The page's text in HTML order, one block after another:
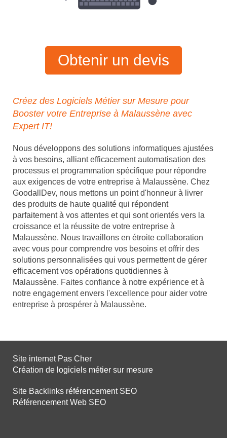
Obtenir un devis
Créez des Logiciels Métier sur Mesure pour
Booster votre Entreprise à Malaussène avec
Expert IT!
Nous développons des solutions informatiques ajustées
à vos besoins, alliant efficacement automatisation des
processus et programmation spécifique pour répondre
aux exigences de votre entreprise à Malaussène. Chez
GoodallDev, nous mettons un point d'honneur à livrer
des produits de haute qualité qui répondent
parfaitement à vos attentes et qui sont orientés vers la
croissance et la réussite de votre entreprise à
Malaussène. Nous travaillons en étroite collaboration
avec vous pour comprendre vos besoins et offrir des
solutions personnalisées qui vous permettent de gérer
efficacement vos opérations quotidiennes à
Malaussène. Faites confiance à notre expérience et à
notre engagement envers l'excellence pour aider votre
entreprise à prospérer à Malaussène.
Site internet Pas Cher
Création de logiciels métier sur mesure
Site Backlinks référencement SEO
Référencement Web SEO